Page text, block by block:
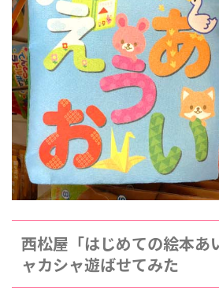
西松屋「はじめての絵本あ
ャカシャ遊ばせてみた